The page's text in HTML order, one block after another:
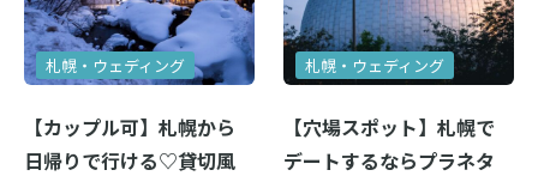
札幌・ウェディング
【カップル可】札幌から
日帰りで行ける♡貸切風
札幌・ウェディング
【穴場スポット】札幌で
デートするならプラネタ